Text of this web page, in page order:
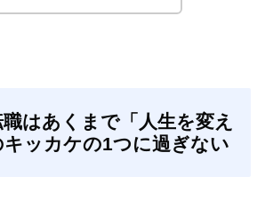
はあくまで「人生を変え
キッカケの1つに過ぎない